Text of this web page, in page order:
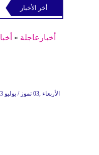
في رب ثلاثين
أخر الأخبار
أخبارعاجلة »
09:15 2013 الأربعاء ,03 تموز / يوليو